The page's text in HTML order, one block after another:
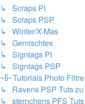
↳ Scraps PI
↳ Scraps PSP
↳ Winter/X-Mas
↳ Gemischtes
↳ Signtags PI
↳ Signtags PSP
~წ~Tutorials Photo
↳ Ravens PSP Tuts zu
↳ sternchens PFS Tuts